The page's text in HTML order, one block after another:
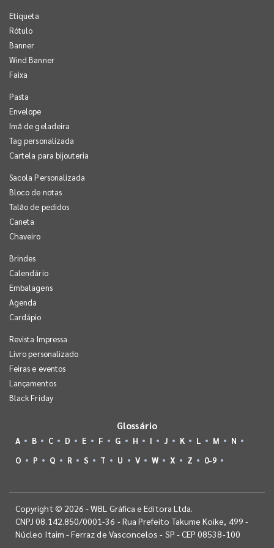
Etiqueta
Rótulo
Banner
Wind Banner
Faixa
Pasta
Envelope
Imã de geladeira
Tag personalizada
Cartela para bijouteria
Sacola Personalizada
Bloco de notas
Talão de pedidos
Caneta
Chaveiro
Brindes
Calendário
Embalagens
Agenda
Cardápio
Revista Impressa
Livro personalizado
Feiras e eventos
Lançamentos
Black Friday
Glossário
A B C D E F G H I J K L M
N
O
P Q R S T U V W X Z 0-9
Copyright © 2026 - WBL Gráfica e Editora Ltda.
CNPJ 08.142.850/0001-36 - Rua Prefeito Takume Koike, 499 -
Núcleo Itaim - Ferraz de Vasconcelos - SP - CEP 08538-100